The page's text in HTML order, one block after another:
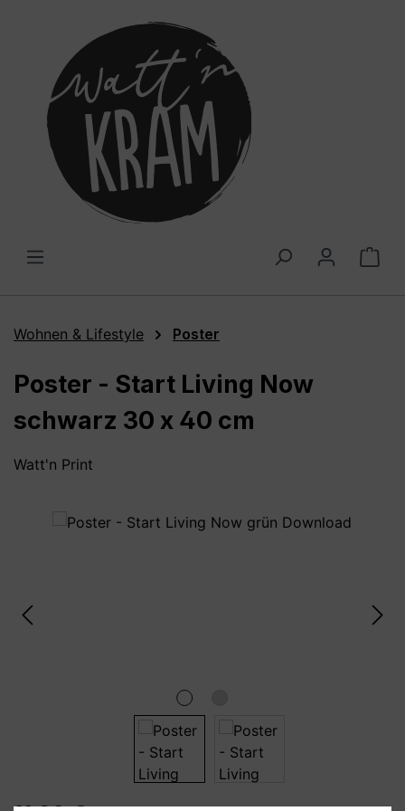
Wohnen & Lifestyle Poster
Poster - Start Living Now
schwarz 30 x 40 cm
Watt'n Print
Bildergalerie überspringen